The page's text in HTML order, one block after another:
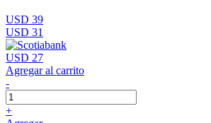
USD 39
USD 31
USD 27
Agregar al carrito
-
+